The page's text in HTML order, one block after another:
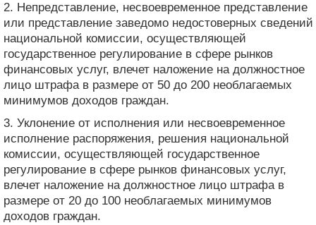
2. Непредставление, несвоевременное представление
или представление заведомо недостоверных сведений
национальной комиссии, осуществляющей
государственное регулирование в сфере рынков
финансовых услуг, влечет наложение на должностное
лицо штрафа в размере от 50 до 200 необлагаемых
минимумов доходов граждан.
3. Уклонение от исполнения или несвоевременное
исполнение распоряжения, решения национальной
комиссии, осуществляющей государственное
регулирование в сфере рынков финансовых услуг,
влечет наложение на должностное лицо штрафа в
размере от 20 до 100 необлагаемых минимумов
доходов граждан.